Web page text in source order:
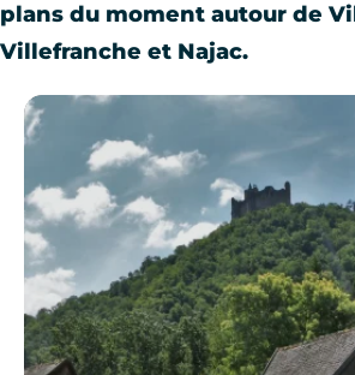
plans du moment autour de
Villefranche et Najac.